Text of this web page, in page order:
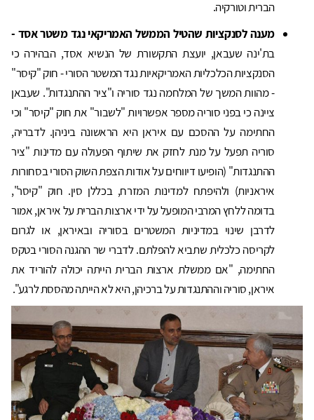
הברית וטורקיה.
מענה לסנקציות שהטיל הממשל האמריקאי נגד משטר אסד -
בת'ינה שעבאן, יועצת התקשורת של הנשיא אסד, הבהירה כי
הסנקציות הכלכליות האמריקאיות נגד המשטר הסורי - חוק "קיסר"
- מהוות המשך של המלחמה נגד סוריה ו"ציר ההתנגדות". שעבאן
ציינה כי בפני סוריה מספר אפשרויות "לשבור" את חוק "קיסר" וכי
החתימה על ההסכם עם איראן היא הראשונה ביניהן. לדבריה,
סוריה תפעל על מנת לחזק את שיתוף הפעולה עם מדינות "ציר
ההתנגדות" (הופיעו דיווחים על אודות הצפת השוק הסורי בסחורות
איראניות) ולהיפתח למדינות המזרח, בכללן סין. חוק "קיסר",
בדומה ללחץ המרבי המופעל על ידי ארצות הברית על איראן, אמור
לדרבן שינוי במדיניות המשטרים בסוריה ובאיראן, או לגרום
לקריסה כלכלית שתביא להפלתם. לדברי שר ההגנה הסורי בטקס
החתימה, "אם ממשלת ארצות הברית הייתה יכולה להוריד את
איראן, סוריה וההתנגדות על ברכיהן, היא לא הייתה מהססת לרגע".